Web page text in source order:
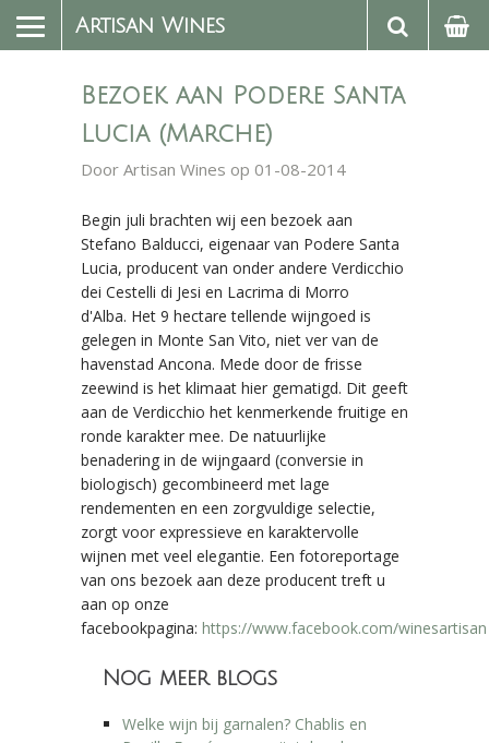
Artisan Wines
Bezoek aan Podere Santa
Lucia (Marche)
Door Artisan Wines op 01-08-2014
Begin juli brachten wij een bezoek aan
Stefano Balducci, eigenaar van Podere Santa
Lucia, producent van onder andere Verdicchio
dei Cestelli di Jesi en Lacrima di Morro
d'Alba. Het 9 hectare tellende wijngoed is
gelegen in Monte San Vito, niet ver van de
havenstad Ancona. Mede door de frisse
zeewind is het klimaat hier gematigd. Dit geeft
aan de Verdicchio het kenmerkende fruitige en
ronde karakter mee. De natuurlijke
benadering in de wijngaard (conversie in
biologisch) gecombineerd met lage
rendementen en een zorgvuldige selectie,
zorgt voor expressieve en karaktervolle
wijnen met veel elegantie. Een fotoreportage
van ons bezoek aan deze producent treft u
aan op onze
facebookpagina: https://www.facebook.com/winesartisan
Nog meer blogs
Welke wijn bij garnalen? Chablis en